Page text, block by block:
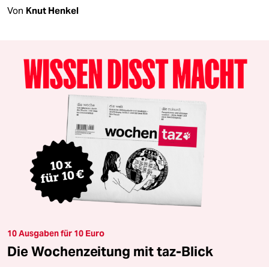
Von Knut Henkel
10 Ausgaben für 10 Euro
Die Wochenzeitung mit taz-Blick